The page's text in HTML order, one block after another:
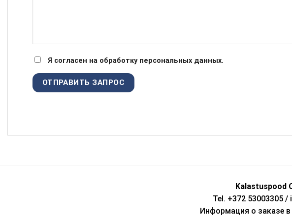
Я согласен на обработку персональных данных.
Kalastuspood
Tel. +372 53003305 /
Информация о заказе в